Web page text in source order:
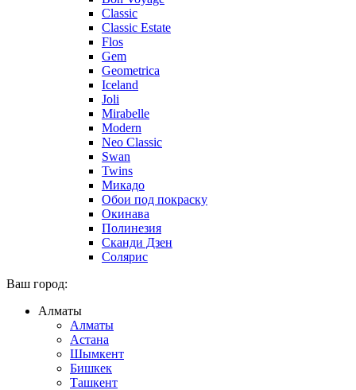
Classic
Classic Estate
Flos
Gem
Geometrica
Iceland
Joli
Mirabelle
Modern
Neo Classic
Swan
Twins
Микадо
Обои под покраску
Окинава
Полинезия
Сканди Дзен
Солярис
Ваш город:
Алматы
Алматы
Астана
Шымкент
Бишкек
Ташкент